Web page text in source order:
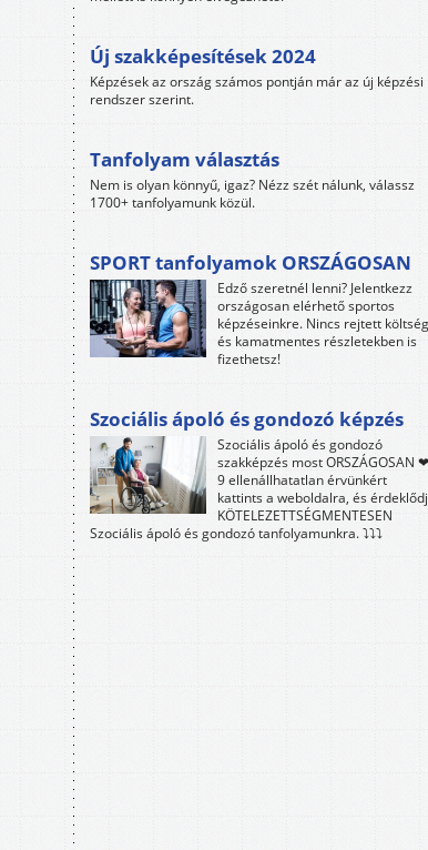
Új szakképesítések 2024
Képzések az ország számos pontján már az új képzési
rendszer szerint.
Tanfolyam választás
Nem is olyan könnyű, igaz? Nézz szét nálunk, válassz
1700+ tanfolyamunk közül.
SPORT tanfolyamok ORSZÁGOSAN
Edző szeretnél lenni? Jelentkezz
országosan elérhető sportos
képzéseinkre. Nincs rejtett
és kamatmentes részletekben is
fizethetsz!
Szociális ápoló és gondozó képzés
Szociális ápoló és gondozó
szakképzés most ORSZÁGOSAN ❤
9 ellenállhatatlan érvünkért
kattints a weboldalra, és érdeklődj
KÖTELEZETTSÉGMENTESEN
Szociális ápoló és gondozó tanfolyamunkra. ⤵⤵⤵